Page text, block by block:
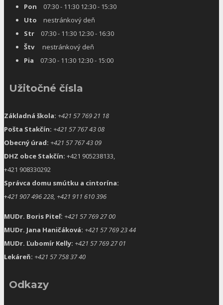
Pon 07:30 - 11:30 12:30 - 15:30
Uto nestránkový deň
Str 07:30 - 11:30 12:30 - 16:30
Štvnestránkový deň
Pia 07:30 - 11:30 12:30 - 15:00
Užitočné čísla
Základná škola: +421 57 769 21 18
Pošta Stakčín: +421 57 767 43 08
Obecný úrad: +421 57 767 43 09
DHZ obce Stakčín: +421 905238133,
+421 908330292
Správca domu smútku a cintorína:
+421 907 496 228, +421 911 610 396
MUDr. Boris Piteľ: +421 57 769 27 00
MUDr. Jana Haničáková: +421 57 769 23 44
MUDr. Ľubomír Kelly: +421 57 769 27 01
Lekáreň: +421 57 758 37 40
Odkazy